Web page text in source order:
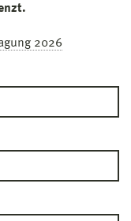
2026